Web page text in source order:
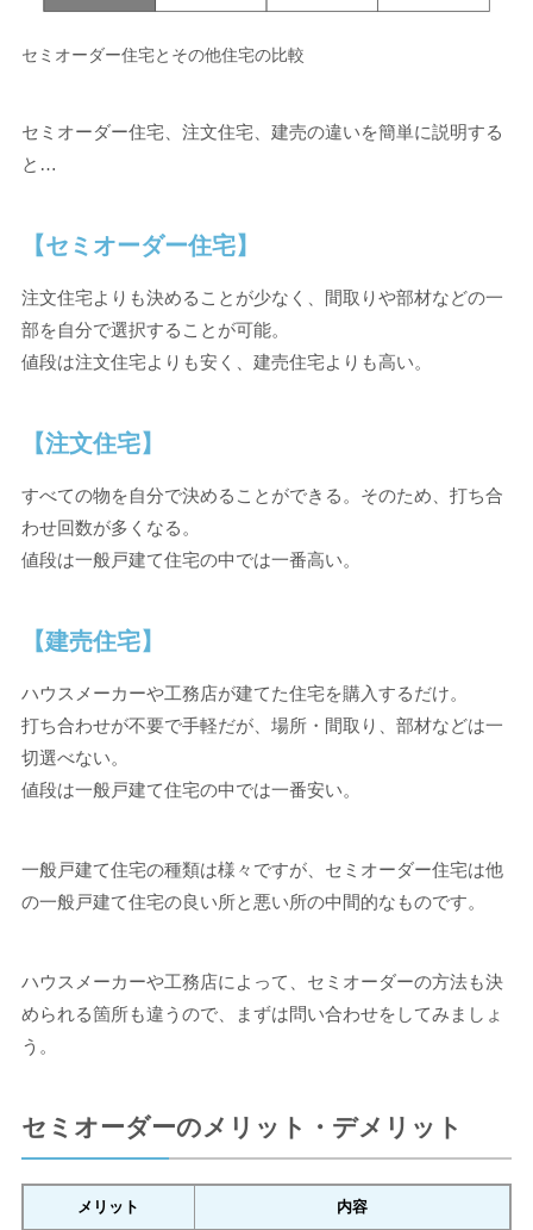
セミオーダー住宅とその他住宅の比較
セミオーダー住宅、注文住宅、建売の違いを簡単に説明する
と…
【セミオーダー住宅】
注文住宅よりも決めることが少なく、間取りや部材などの一
部を自分で選択することが可能。
値段は注文住宅よりも安く、建売住宅よりも高い。
【注文住宅】
すべての物を自分で決めることができる。そのため、打ち合
わせ回数が多くなる。
値段は一般戸建て住宅の中では一番高い。
【建売住宅】
ハウスメーカーや工務店が建てた住宅を購入するだけ。
打ち合わせが不要で手軽だが、場所・間取り、部材などは一
切選べない。
値段は一般戸建て住宅の中では一番安い。
一般戸建て住宅の種類は様々ですが、セミオーダー住宅は他
の一般戸建て住宅の良い所と悪い所の中間的なものです。
ハウスメーカーや工務店によって、セミオーダーの方法も決
められる箇所も違うので、まずは問い合わせをしてみましょ
う。
セミオーダーのメリット・デメリット
メリット 内容